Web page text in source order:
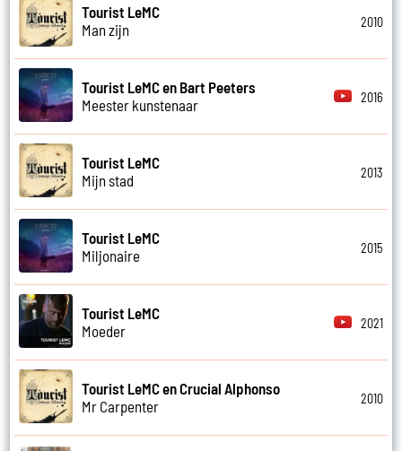
Tourist LeMC
Man zijn
2010
Tourist LeMC en Bart Peeters
Meester kunstenaar
2016
Tourist LeMC
Mijn stad
2013
Tourist LeMC
Miljonaire
2015
Tourist LeMC
Moeder
2021
Tourist LeMC en Crucial Alphonso
Mr Carpenter
2010